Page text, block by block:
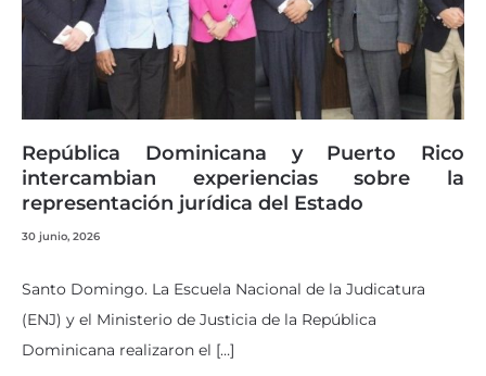
República Dominicana y Puerto Rico
intercambian experiencias sobre la
representación jurídica del Estado
30 junio, 2026
Santo Domingo. La Escuela Nacional de la Judicatura
(ENJ) y el Ministerio de Justicia de la República
Dominicana realizaron el […]